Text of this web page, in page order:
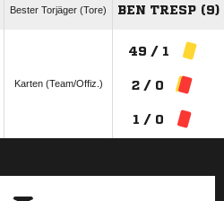
Bester Torjäger (Tore) BEN TRESP (9)
Karten (Team/Offiz.)
49 / 1
2 / 0
1 / 0
ANZEIGE